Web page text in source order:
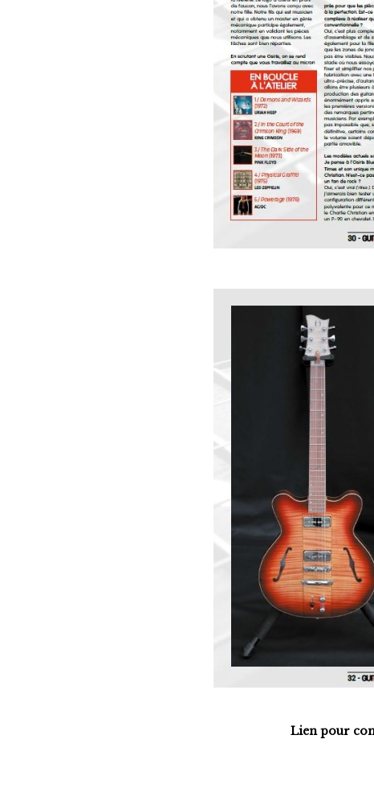
Lien pour